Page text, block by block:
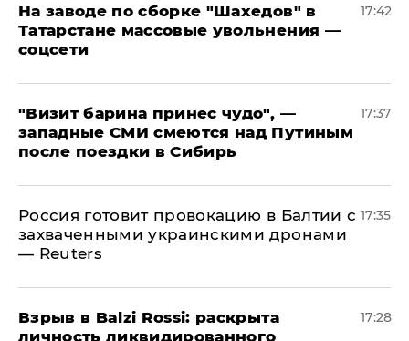
На заводе по сборке "Шахедов" в
Татарстане массовые увольнения —
соцсети
17:42
"Визит барина принес чудо", —
западные СМИ смеются над Путиным
после поездки в Сибирь
17:37
​Россия готовит провокацию в Балтии с
захваченными украинскими дронами
— Reuters
17:35
​Взрыв в Balzi Rossi: раскрыта
личность ликвидированного
17:28